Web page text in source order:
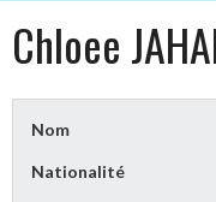
Chloee
Nom
Nationalité